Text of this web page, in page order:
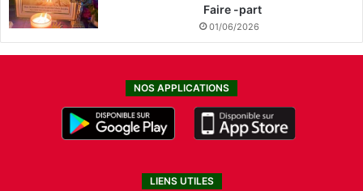
Faire -part
01/06/2026
NOS APPLICATIONS
LIENS UTILES